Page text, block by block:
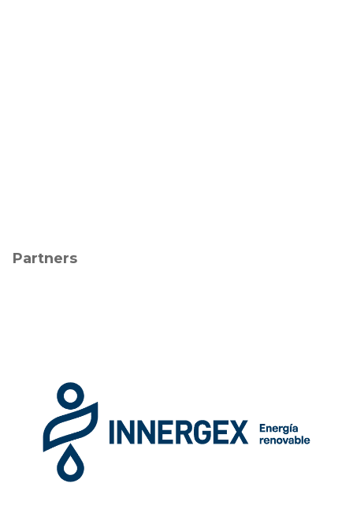
Partners